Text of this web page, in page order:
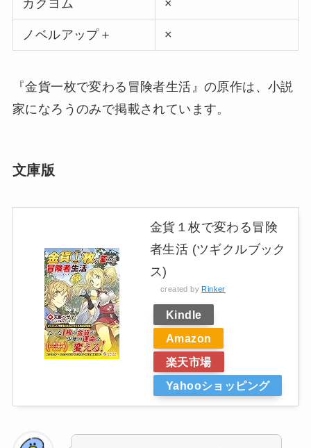
カクヨム ×
ノベルアップ＋ ×
『金貨一枚で変わる冒険者生活』の原作は、小説
家になろうのみで掲載されています。
文庫版
金貨１枚で変わる冒険
者生活 (ツギクルブック
ス)
created by Rinker
Kindle
Amazon
楽天市場
Yahooショッピング